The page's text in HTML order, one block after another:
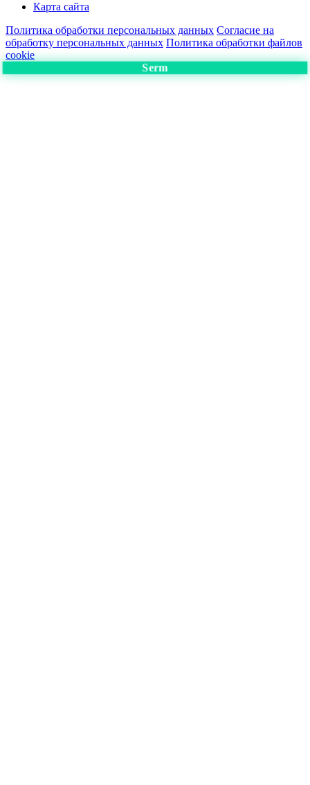
Карта сайта
Политика обработки персональных данных Согласие на
обработку персональных данных Политика обработки файлов
cookie
Serm